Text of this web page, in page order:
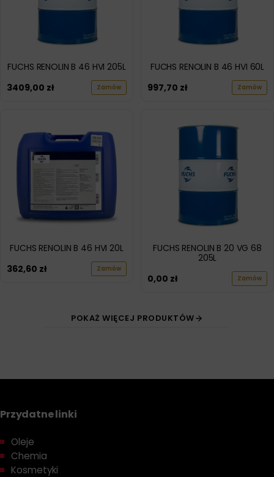
FUCHS RENOLIN B 46 HVI 205L
3409,00 zł Zamów
FUCHS RENOLIN B 46 HVI 60L
997,70 zł Zamów
FUCHS RENOLIN B 46 HVI 20L
362,60 zł Zamów
FUCHS RENOLIN B 20 VG 68
205L
0,00 zł Zamów
POKAŻ WIĘCEJ PRODUKTÓW
Przydatne linki
Oleje
Chemia
Kosmetyki